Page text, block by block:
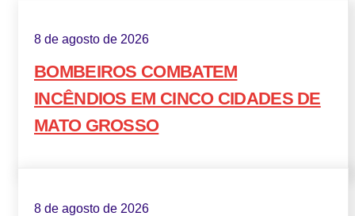
8 de agosto de 2026
BOMBEIROS COMBATEM
INCÊNDIOS EM CINCO CIDADES DE
MATO GROSSO
8 de agosto de 2026